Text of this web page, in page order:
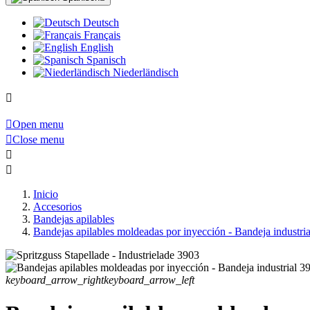
Deutsch
Français
English
Spanisch
Niederländisch

Open menu
Close menu


Inicio
Accesorios
Bandejas apilables
Bandejas apilables moldeadas por inyección - Bandeja
keyboard_arrow_rightkeyboard_arrow_left